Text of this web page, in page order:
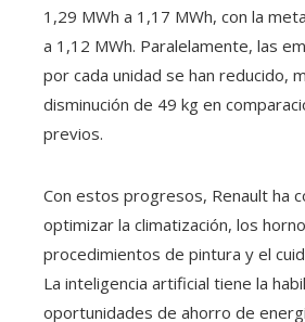
1,29 MWh a 1,17 MWh, con la
a 1,12 MWh. Paralelamente, las
por cada unidad se han reducido,
disminución de 49 kg en
previos.
Con estos progresos, Renault ha
optimizar la climatización, los
procedimientos de pintura y el
La inteligencia artificial tiene la
oportunidades de ahorro de